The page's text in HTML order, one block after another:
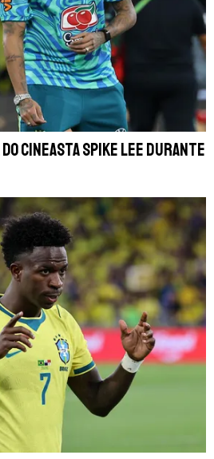
cineasta Spike Lee durante